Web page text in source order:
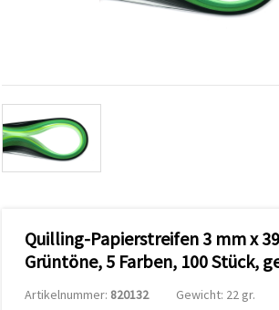
Datenverkehr
zu
analysieren
sowie
relevantere
Unterstützung
unserer
Partner für
und
Quilling-Papierstreifen 3 mm x
Grüntöne, 5 Farben, 100 Stück,
Artikelnummer: 820132 Gewicht: 22 gr.